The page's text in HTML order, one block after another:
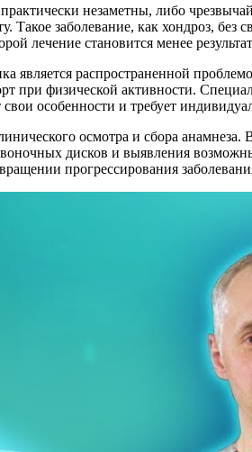
незаметны, либо
Такое заболевание, как хондроз,
лечение становится менее
является распространенной
при физической активности.
особенности и требует
осмотра и сбора
дисков и выявления
прогрессирования